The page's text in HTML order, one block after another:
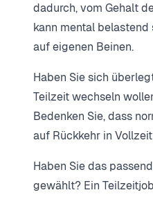
dadurch, vom Gehalt
kann mental belastend
auf eigenen Beinen.
Haben Sie sich
Teilzeit wechseln
Bedenken Sie, dass
auf Rückkehr in
Haben Sie das
gewählt? Ein